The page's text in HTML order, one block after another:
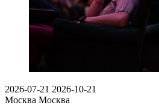
2026-07-21 2026-10-21
Москва Москва